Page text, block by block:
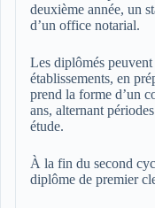
deuxième année, un
d’un office notarial.
Les diplômés
établissements, en
prend la forme d’un
ans, alternant
étude.
À la fin du second
diplôme de premier